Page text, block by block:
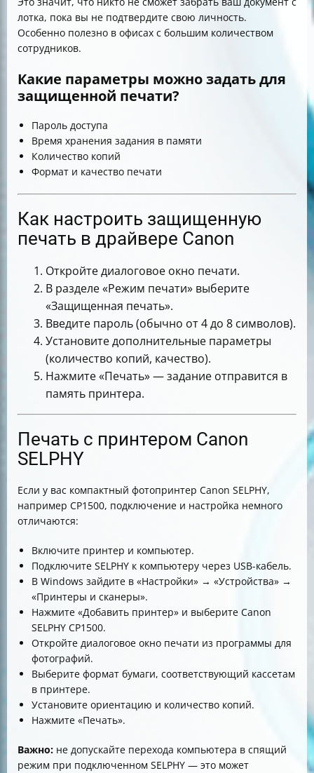
лотка, пока вы не подтвердите свою личность.
Особенно полезно в офисах с большим количеством
сотрудников.
Какие параметры можно задать для
защищенной печати?
Пароль доступа
Время хранения задания в памяти
Количество копий
Формат и качество печати
Как настроить защищенную
печать в драйвере Canon
Откройте диалоговое окно печати.
В разделе «Режим печати» выберите
«Защищенная печать».
Введите пароль (обычно от 4 до 8 символов).
Установите дополнительные параметры
(количество копий, качество).
Нажмите «Печать» — задание отправится в
память принтера.
Печать с принтером Canon
SELPHY
Если у вас компактный фотопринтер Canon SELPHY,
например CP1500, подключение и настройка немного
отличаются:
Включите принтер и компьютер.
Подключите SELPHY к компьютеру через USB-кабель.
В Windows зайдите в «Настройки» → «Устройства» →
«Принтеры и сканеры».
Нажмите «Добавить принтер» и выберите Canon
SELPHY CP1500.
Откройте диалоговое окно печати из программы для
фотографий.
Выберите формат бумаги, соответствующий кассетам
в принтере.
Установите ориентацию и количество копий.
Нажмите «Печать».
Важно: не допускайте перехода компьютера в спящий
режим при подключенном SELPHY — это может